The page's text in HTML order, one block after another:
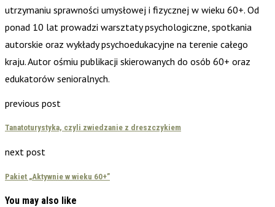
utrzymaniu sprawności umysłowej i fizycznej w wieku 60+. Od
ponad 10 lat prowadzi warsztaty psychologiczne, spotkania
autorskie oraz wykłady psychoedukacyjne na terenie całego
kraju. Autor ośmiu publikacji skierowanych do osób 60+ oraz
edukatorów senioralnych.
previous post
Tanatoturystyka, czyli zwiedzanie z dreszczykiem
next post
Pakiet „Aktywnie w wieku 60+”
You may also like